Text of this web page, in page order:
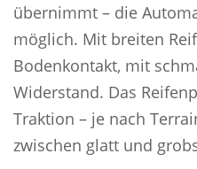
übernimmt – die
möglich. Mit breiten
Bodenkontakt, mit
Widerstand. Das
Traktion – je nach
zwischen glatt und